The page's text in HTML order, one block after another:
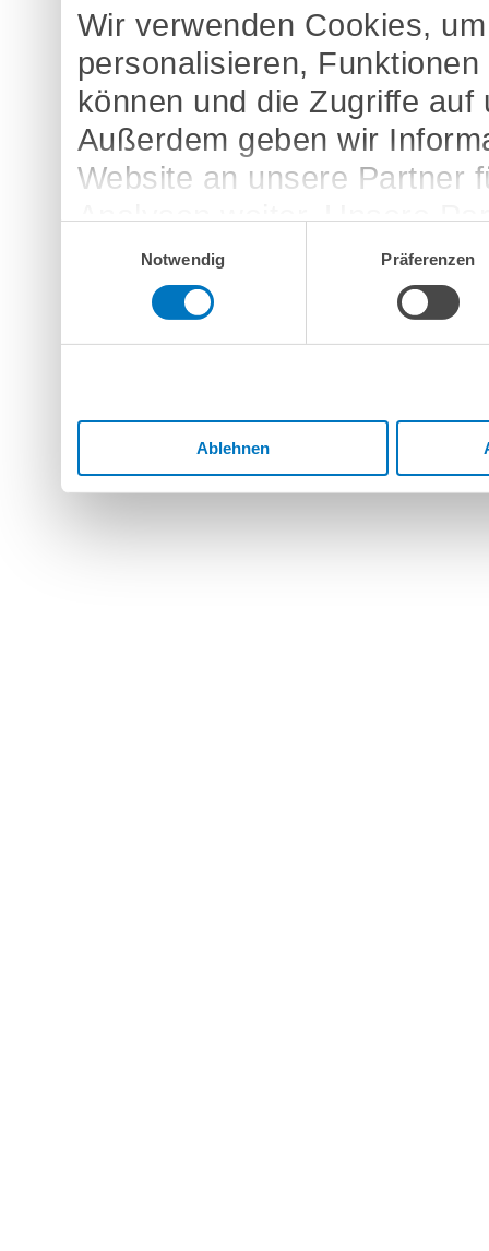
Wir verwenden Cookies,
personalisieren,
können und die Zugriffe
Außerdem geben wir
Website an unsere Partner
Analysen weiter. Unsere
möglicherweise mit
bereitgestellt haben oder
Dienste gesammelt haben.
Notwendig
Präferenzen
Ablehnen